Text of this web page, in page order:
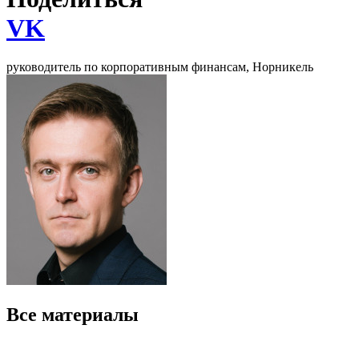
VK
руководитель по корпоративным финансам, Норникель
Все материалы